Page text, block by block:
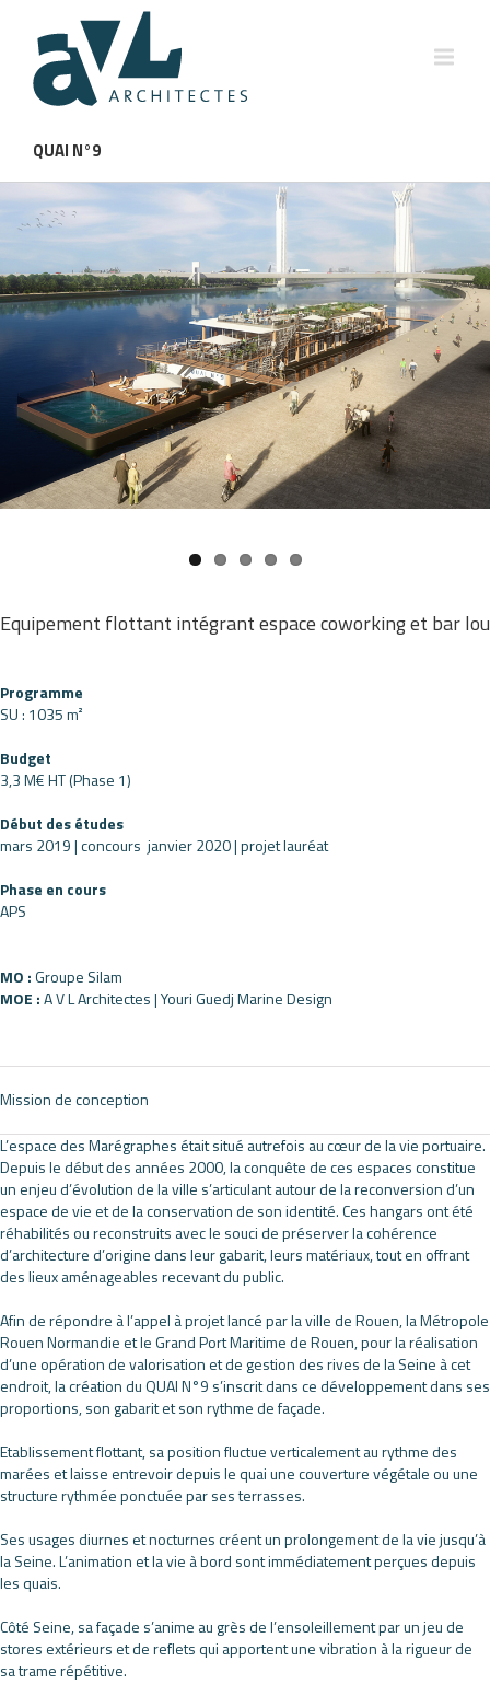
QUAI N°9
Equipement flottant intégrant espace coworking et bar
Programme
SU : 1035 m²
Budget
3,3 M€ HT (Phase 1)
Début des études
mars 2019 | concours janvier 2020 | projet lauréat
Phase en cours
APS
MO :Groupe Silam
MOE :A V L Architectes | Youri Guedj Marine Design
Mission de conception
L’espace des Marégraphes était situé autrefois au cœur de la vie portuaire.
Depuis le début des années 2000, la conquête de ces espaces constitue
un enjeu d’évolution de la ville s’articulant autour de la reconversion d’un
espace de vie et de la conservation de son identité. Ces hangars ont été
réhabilités ou reconstruits avec le souci de préserver la cohérence
d’architecture d’origine dans leur gabarit, leurs matériaux, tout en offrant
des lieux aménageables recevant du public.
Afin de répondre à l’appel à projet lancé par la ville de Rouen, la Métropole
Rouen Normandie et le Grand Port Maritime de Rouen, pour la réalisation
d’une opération de valorisation et de gestion des rives de la Seine à cet
endroit, la création du QUAI N°9 s’inscrit dans ce développement dans ses
proportions, son gabarit et son rythme de façade.
Etablissement flottant, sa position fluctue verticalement au rythme des
marées et laisse entrevoir depuis le quai une couverture végétale ou une
structure rythmée ponctuée par ses terrasses.
Ses usages diurnes et nocturnes créent un prolongement de la vie jusqu’à
la Seine. L’animation et la vie à bord sont immédiatement perçues depuis
les quais.
Côté Seine, sa façade s’anime au grès de l’ensoleillement par un jeu de
stores extérieurs et de reflets qui apportent une vibration à la rigueur de
sa trame répétitive.